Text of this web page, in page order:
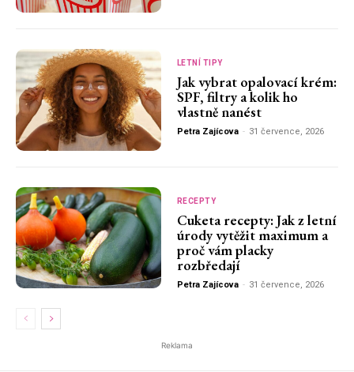
LETNÍ TIPY
Jak vybrat opalovací krém:
SPF, filtry a kolik ho
vlastně nanést
Petra Zajícova - 31 července, 2026
RECEPTY
Cuketa recepty: Jak z letní
úrody vytěžit maximum a
proč vám placky
rozbředají
Petra Zajícova - 31 července, 2026
Reklama